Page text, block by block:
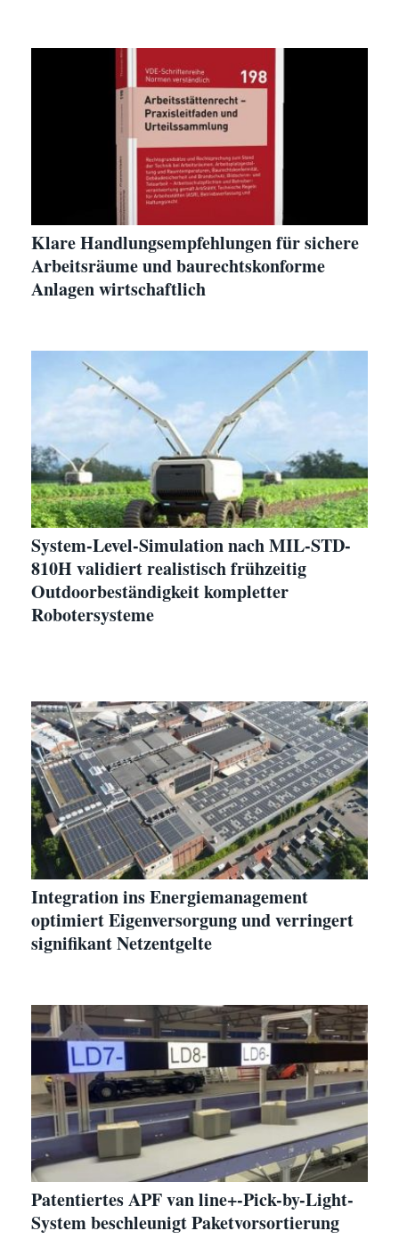
Klare Handlungsempfehlungen für sichere
Arbeitsräume und baurechtskonforme
Anlagen wirtschaftlich
System-Level-Simulation nach MIL-STD-
810H validiert realistisch frühzeitig
Outdoorbeständigkeit kompletter
Robotersysteme
Integration ins Energiemanagement
optimiert Eigenversorgung und verringert
signifikant Netzentgelte
Patentiertes APF van line+-Pick-by-Light-
System beschleunigt Paketvorsortierung